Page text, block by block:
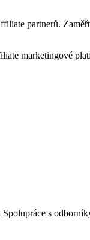
partnerů.
marketingové
s